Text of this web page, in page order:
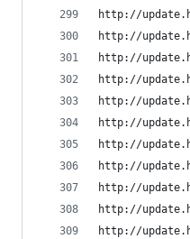
http://
http://
http://
http://
http://
http://
http://
http://
http://
http://
http://